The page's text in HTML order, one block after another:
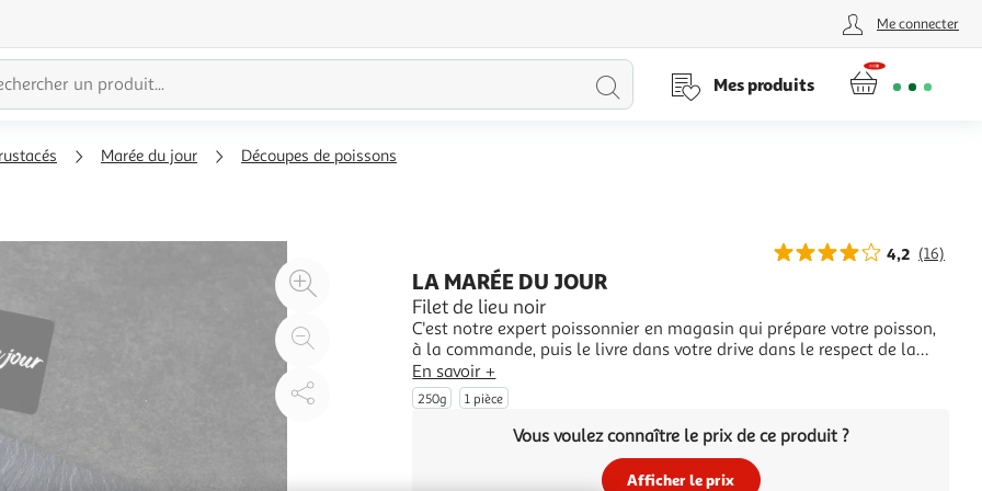
Me connecter
Lancer
Mes produits
Marée du jour Découpes de poissons
Agrandir
l'illustration
l'illustration
Partager
4,2 (16)
LA MARÉE DU JOUR
Filet de lieu noir
C'est notre expert poissonnier en magasin qui prépare votre poisson,
à la commande, puis le livre dans votre drive dans le respect de la
chaîne du froid. Vous n'avez plus qu'à le récupérer avec le reste de
votre commande et vous régaler. La disponibilité des produits de
notre poissonnerie peut varie
En savoir +
250g 1 pièce
Vous voulez connaître le prix de ce produit ?
Afficher le prix